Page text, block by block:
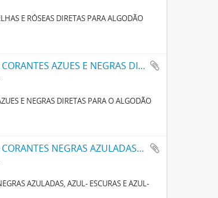
E RÓSEAS DIRETAS PARA ALGODÃO
UM NOVO PROCESSO PARA O FABRICO DE MATERIAS CORANTES AZUES E NEGRAS DIRECTAS PARA O ALGODÃO COM TONS VARIAVEIS
E NEGRAS DIRETAS PARA O ALGODÃO
UM NOVO PROCESSO PARA O FABRICO DE MATERIAS CORANTES NEGRAS AZULADAS, AZUL- ESCURAS E AZUL-VIOLETAS CONTENDO NAPHTALINA E ENXOFRE
AZULADAS, AZUL- ESCURAS E AZUL-